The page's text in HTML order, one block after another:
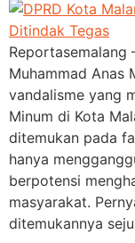
Reportasemalang
Muhammad Anas
vandalisme yang
Minum di Kota
ditemukan pada
hanya
berpotensi
masyarakat.
ditemukannya